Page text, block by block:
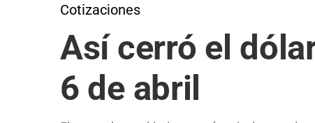
Cotizaciones
Así cerró el
6 de abril